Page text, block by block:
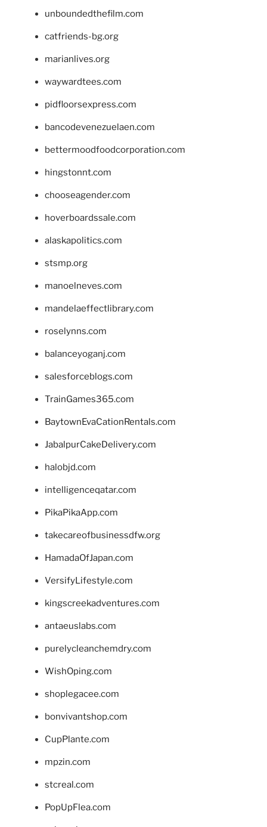
unboundedthefilm.com
catfriends-bg.org
marianlives.org
waywardtees.com
pidfloorsexpress.com
bancodevenezuelaen.com
bettermoodfoodcorporation.com
hingstonnt.com
chooseagender.com
hoverboardssale.com
alaskapolitics.com
stsmp.org
manoelneves.com
mandelaeffectlibrary.com
roselynns.com
balanceyoganj.com
salesforceblogs.com
TrainGames365.com
BaytownEvaCationRentals.com
JabalpurCakeDelivery.com
halobjd.com
intelligenceqatar.com
PikaPikaApp.com
takecareofbusinessdfw.org
HamadaOfJapan.com
VersifyLifestyle.com
kingscreekadventures.com
antaeuslabs.com
purelycleanchemdry.com
WishOping.com
shoplegacee.com
bonvivantshop.com
CupPlante.com
mpzin.com
stcreal.com
PopUpFlea.com